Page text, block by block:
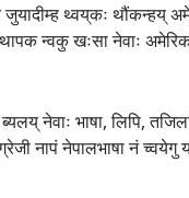
थ्वय्‌कः थौंकन्हय्
न्वकु खःसा नेवाः
नेवाः भाषा, लिपि,
नापं नेपालभाषा नं च्वयेगु